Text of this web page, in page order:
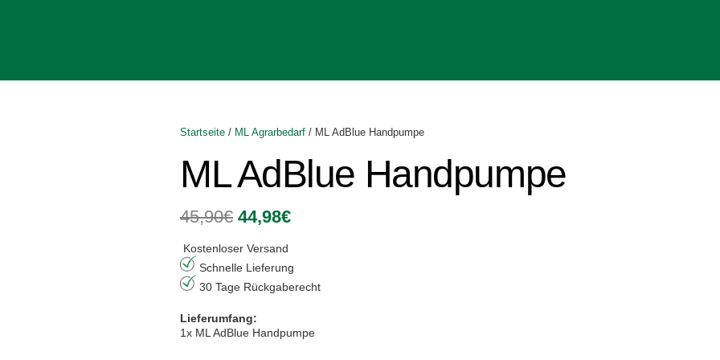
Startseite / ML Agrarbedarf / ML AdBlue Handpumpe
ML AdBlue Handpumpe
45,90€ Ursprünglicher
Preis
war:
45,90€
44,98€Aktueller
Kostenloser Versand
Schnelle Lieferung
30 Tage Rückgaberecht
Lieferumfang:
1x ML AdBlue Handpumpe